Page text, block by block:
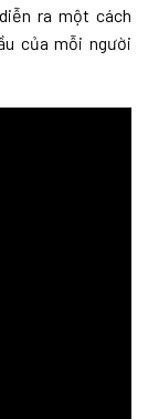
ra một cách
của mỗi người